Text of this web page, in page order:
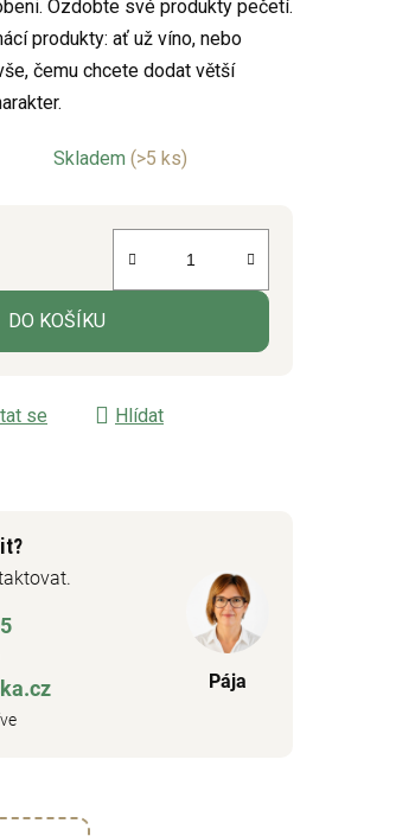
Ozdobte své produkty pečetí.
produkty: ať už víno, nebo
čemu chcete dodat větší
Skladem (>5 ks)
DO KOŠÍKU
se
Hlídat
Pája